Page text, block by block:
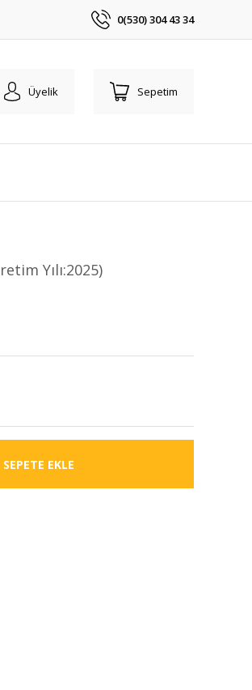
0(530) 304 43 34
Üyelik Sepetim
Yılı:2025)
SEPETE EKLE